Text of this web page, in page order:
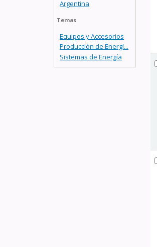
Argentina
Temas
Equipos y Accesorios
Producción de Energí...
Sistemas de Energía